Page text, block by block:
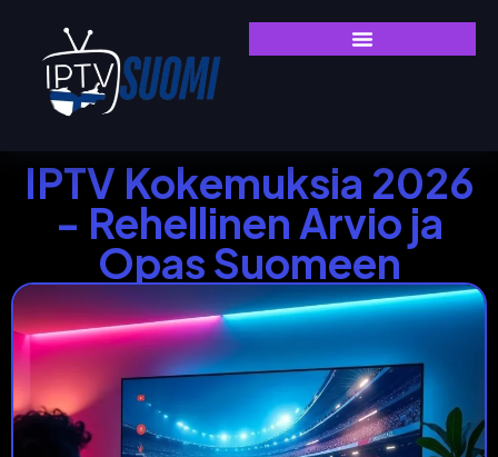
IPTV Kokemuksia 2026
- Rehellinen Arvio ja
Opas Suomeen